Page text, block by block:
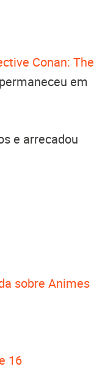
Conan: The
em
e arrecadou
sobre Animes
16